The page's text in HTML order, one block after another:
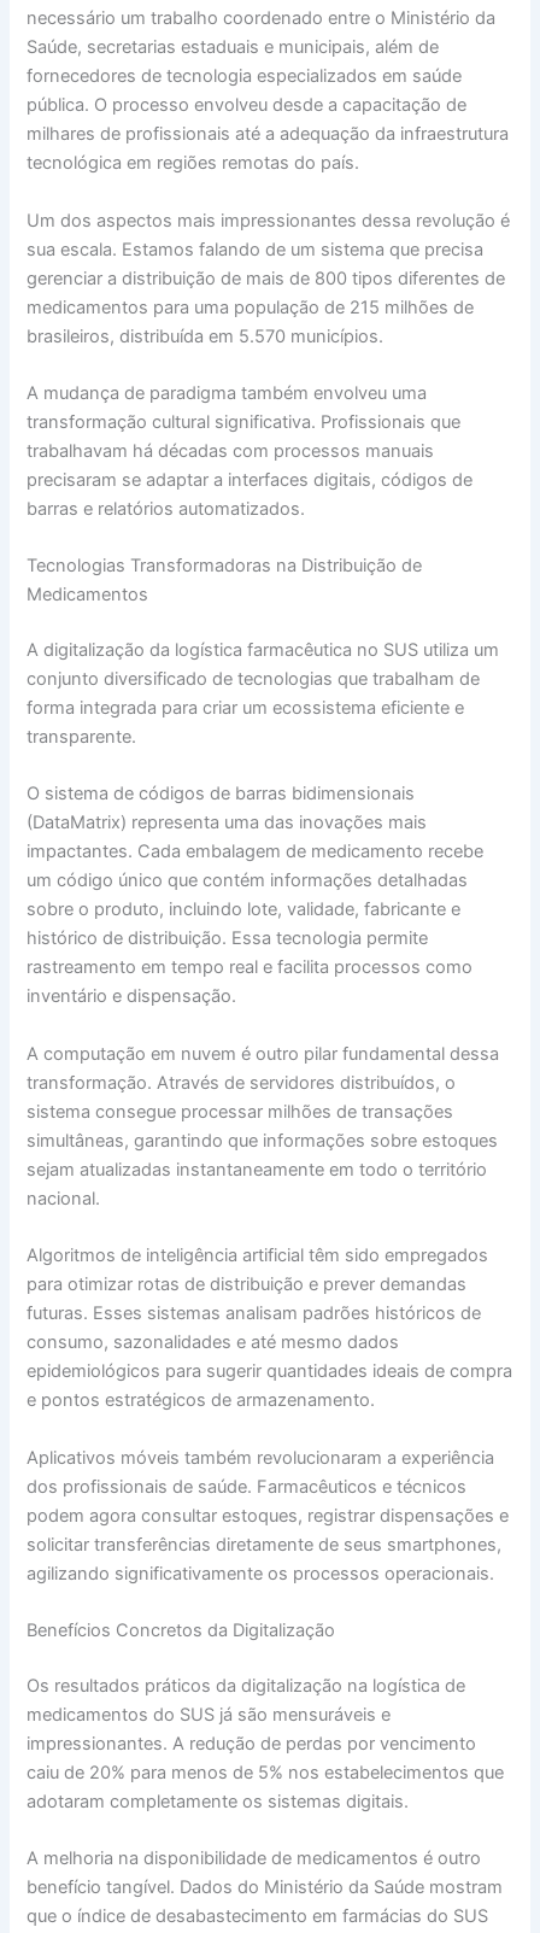
necessário um trabalho coordenado entre o Ministério da
Saúde, secretarias estaduais e municipais, além de
fornecedores de tecnologia especializados em saúde
pública. O processo envolveu desde a capacitação de
milhares de profissionais até a adequação da infraestrutura
tecnológica em regiões remotas do país.
Um dos aspectos mais impressionantes dessa revolução é
sua escala. Estamos falando de um sistema que precisa
gerenciar a distribuição de mais de 800 tipos diferentes de
medicamentos para uma população de 215 milhões de
brasileiros, distribuída em 5.570 municípios.
A mudança de paradigma também envolveu uma
transformação cultural significativa. Profissionais que
trabalhavam há décadas com processos manuais
precisaram se adaptar a interfaces digitais, códigos de
barras e relatórios automatizados.
Tecnologias Transformadoras na Distribuição de
Medicamentos
A digitalização da logística farmacêutica no SUS utiliza um
conjunto diversificado de tecnologias que trabalham de
forma integrada para criar um ecossistema eficiente e
transparente.
O sistema de códigos de barras bidimensionais
(DataMatrix) representa uma das inovações mais
impactantes. Cada embalagem de medicamento recebe
um código único que contém informações detalhadas
sobre o produto, incluindo lote, validade, fabricante e
histórico de distribuição. Essa tecnologia permite
rastreamento em tempo real e facilita processos como
inventário e dispensação.
A computação em nuvem é outro pilar fundamental dessa
transformação. Através de servidores distribuídos, o
sistema consegue processar milhões de transações
simultâneas, garantindo que informações sobre estoques
sejam atualizadas instantaneamente em todo o território
nacional.
Algoritmos de inteligência artificial têm sido empregados
para otimizar rotas de distribuição e prever demandas
futuras. Esses sistemas analisam padrões históricos de
consumo, sazonalidades e até mesmo dados
epidemiológicos para sugerir quantidades ideais de compra
e pontos estratégicos de armazenamento.
Aplicativos móveis também revolucionaram a experiência
dos profissionais de saúde. Farmacêuticos e técnicos
podem agora consultar estoques, registrar dispensações e
solicitar transferências diretamente de seus smartphones,
agilizando significativamente os processos operacionais.
Benefícios Concretos da Digitalização
Os resultados práticos da digitalização na logística de
medicamentos do SUS já são mensuráveis e
impressionantes. A redução de perdas por vencimento
caiu de 20% para menos de 5% nos estabelecimentos que
adotaram completamente os sistemas digitais.
A melhoria na disponibilidade de medicamentos é outro
benefício tangível. Dados do Ministério da Saúde mostram
que o índice de desabastecimento em farmácias do SUS